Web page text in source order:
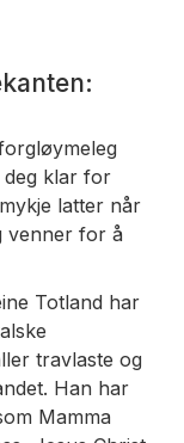
deg klar for
latter når
venner for å
Totland har
travlaste og
Han har
Mamma